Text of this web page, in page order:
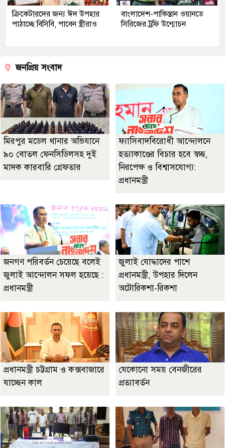
ক্রিকেটারদের জন্য ঈদ উপহার
পাঠাচ্ছে বিসিবি, পাবেন স্ত্রীরাও
বাংলাদেশ-পাকিস্তান ওয়ানডে
সিরিজের ট্রফি উন্মোচন
জনপ্রিয় সংবাদ
মিরপুর মডেল থানার অভিযানে
৯০ বোতল ফেনসিডিলসহ দুই
মাদক কারবারি গ্রেফতার
ফ্যাসিবাদবিরোধী আন্দোলনে
হত্যাকাণ্ডের বিচার হবে স্বচ্ছ,
নিরপেক্ষ ও বিশ্বাসযোগ্য:
প্রধানমন্ত্রী
জনগণ পরিবর্তন চেয়েছে বলেই
জুলাই আন্দোলন সফল হয়েছে :
প্রধানমন্ত্রী
জুলাই যোদ্ধাদের পাশে
প্রধানমন্ত্রী, উপহার দিলেন
অটোরিকশা-রিকশা
প্রধানমন্ত্রী চট্টগ্রাম ও কক্সবাজারে
যাচ্ছেন কাল
যেকোনো সময় বেনজীরের
প্রত্যাবর্তন